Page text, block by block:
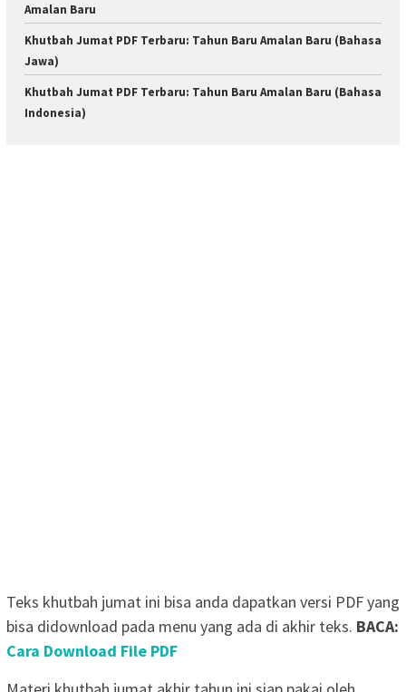
Amalan Baru
Khutbah Jumat PDF Terbaru: Tahun Baru Amalan Baru (Bahasa
Jawa)
Khutbah Jumat PDF Terbaru: Tahun Baru Amalan Baru (Bahasa
Indonesia)
Teks khutbah jumat ini bisa anda dapatkan versi PDF yang
bisa didownload pada menu yang ada di akhir teks. BACA:
Cara Download File PDF